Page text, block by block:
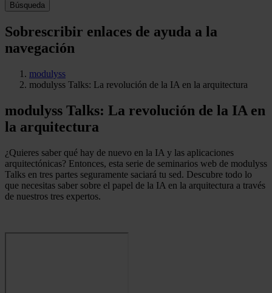
Búsqueda
Sobrescribir enlaces de ayuda a la
navegación
modulyss
modulyss Talks: La revolución de la IA en la arquitectura
modulyss Talks: La revolución de la IA en
la arquitectura
¿Quieres saber qué hay de nuevo en la IA y las aplicaciones
arquitectónicas? Entonces, esta serie de seminarios web de modulyss
Talks en tres partes seguramente saciará tu sed. Descubre todo lo
que necesitas saber sobre el papel de la IA en la arquitectura a través
de nuestros tres expertos.